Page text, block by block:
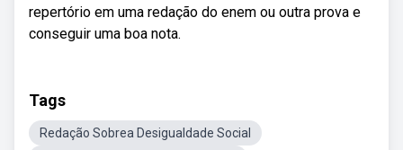
repertório em uma redação do enem ou outra prova e
conseguir uma boa nota.
Tags
Redação Sobrea Desigualdade Social